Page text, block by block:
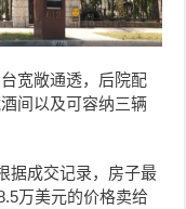
宽敞通透，后院配
间以及可容纳三辆
据成交记录，房子最
万美元的价格卖给